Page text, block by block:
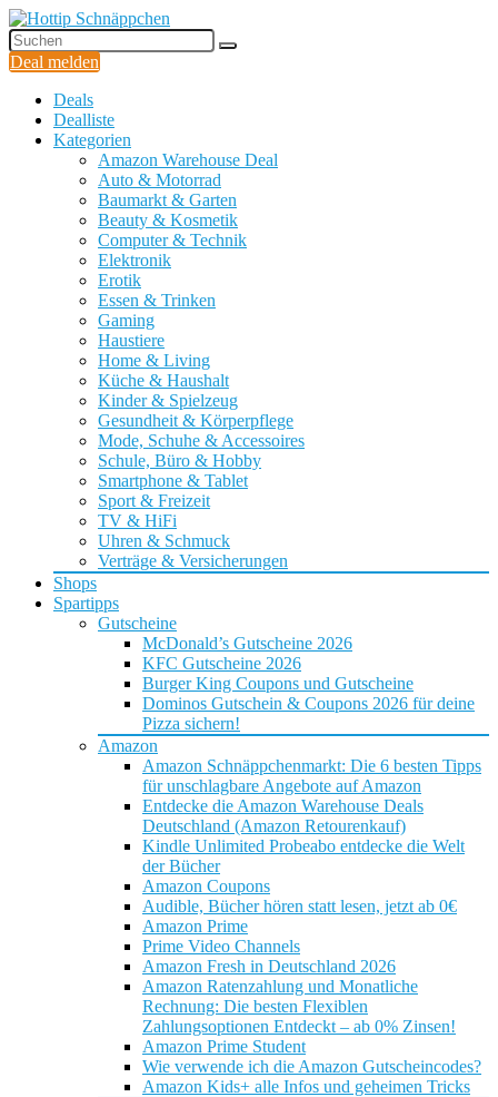
Deal melden
Deals
Dealliste
Kategorien
Amazon Warehouse Deal
Auto & Motorrad
Baumarkt & Garten
Beauty & Kosmetik
Computer & Technik
Elektronik
Erotik
Essen & Trinken
Gaming
Haustiere
Home & Living
Küche & Haushalt
Kinder & Spielzeug
Gesundheit & Körperpflege
Mode, Schuhe & Accessoires
Schule, Büro & Hobby
Smartphone & Tablet
Sport & Freizeit
TV & HiFi
Uhren & Schmuck
Verträge & Versicherungen
Shops
Spartipps
Gutscheine
McDonald’s Gutscheine 2026
KFC Gutscheine 2026
Burger King Coupons und Gutscheine
Dominos Gutschein & Coupons 2026 für deine
Pizza sichern!
Amazon
Amazon Schnäppchenmarkt: Die 6 besten Tipps
für unschlagbare Angebote auf Amazon
Entdecke die Amazon Warehouse Deals
Deutschland (Amazon Retourenkauf)
Kindle Unlimited Probeabo entdecke die Welt
der Bücher
Amazon Coupons
Audible, Bücher hören statt lesen, jetzt ab 0€
Amazon Prime
Prime Video Channels
Amazon Fresh in Deutschland 2026
Amazon Ratenzahlung und Monatliche
Rechnung: Die besten Flexiblen
Zahlungsoptionen Entdeckt – ab 0% Zinsen!
Amazon Prime Student
Wie verwende ich die Amazon Gutscheincodes?
Amazon Kids+ alle Infos und geheimen Tricks